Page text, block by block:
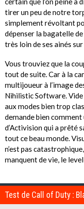
tirer un peu de notre
simplement révoltant
dépenser la bagatelle
très loin de ses ainés
Vous trouviez que la
tout de suite. Car à la
multijoueur à l’image
Nihilistic Software.
aux modes bien trop
demande bien
d’Activision qui a prêté
tout ce beau monde.
n’est pas
manquent de vie, le
Test de Call of Duty :